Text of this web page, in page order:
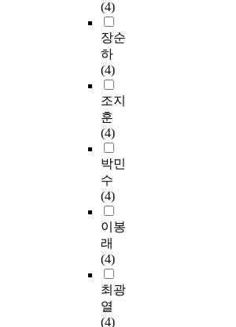
(4)
장순
하
(4)
조지
훈
(4)
박민
수
(4)
이봉
래
(4)
최광
열
(4)